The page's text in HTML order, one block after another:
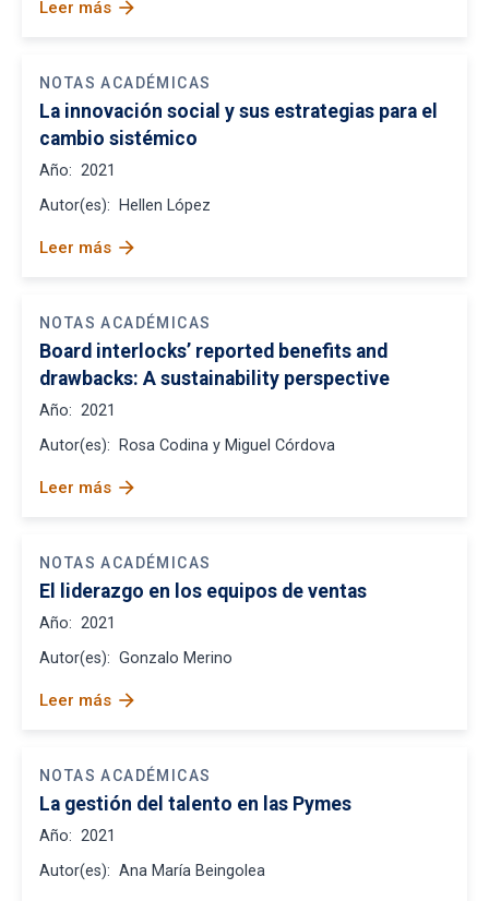
Leer más arrow_forward
NOTAS ACADÉMICAS
La innovación social y sus estrategias para el
cambio sistémico
Año: 2021
Autor(es):
Hellen López
Leer más arrow_forward
NOTAS ACADÉMICAS
Board interlocks’ reported benefits and
drawbacks: A sustainability perspective
Año: 2021
Autor(es):
Rosa Codina y Miguel Córdova
Leer más arrow_forward
NOTAS ACADÉMICAS
El liderazgo en los equipos de ventas
Año: 2021
Autor(es): Gonzalo Merino
Leer más arrow_forward
NOTAS ACADÉMICAS
La gestión del talento en las Pymes
Año: 2021
Autor(es): Ana María Beingolea